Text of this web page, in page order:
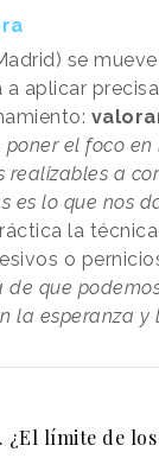
se
aplicar
el foco en
a
es lo que nos
la
o
que
la esperanza
límite de